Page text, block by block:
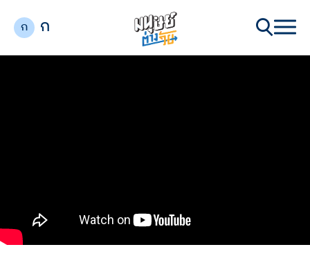
ก ก